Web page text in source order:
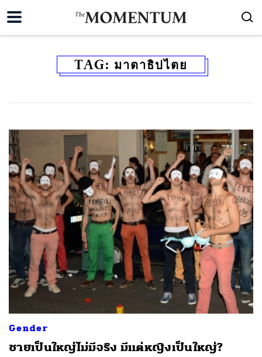
TAG: มาตาธิปไตย
Gender
ชายเป็นใหญ่ไม่มีจริง มีแต่หญิงเป็นใหญ่?
ค้นหา
TWEET EMAIL